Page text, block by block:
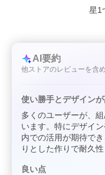
星1
AI要約
他ストアのレビューを含
使い勝手とデザイン
多くのユーザーが、
います。特にデザイ
内での活用が期待で
りとした作りで耐久
良い点